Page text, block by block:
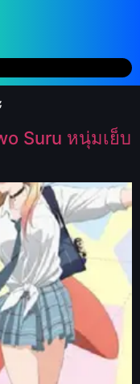
Suru หนุ่มเย็บ